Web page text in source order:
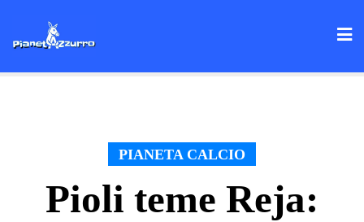
PIANETA CALCIO
Pioli teme Reja: